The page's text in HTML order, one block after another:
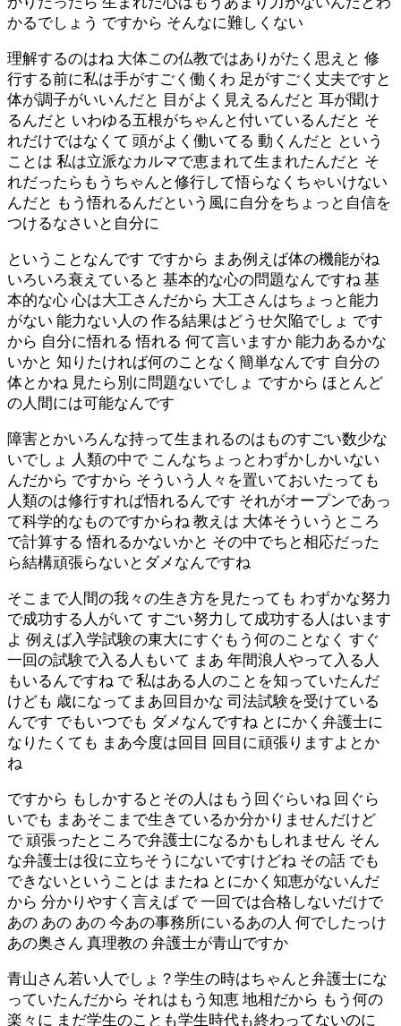
かるでしょう ですから そんなに難しくない
理解するのはね 大体この仏教ではありがたく思えと 修
行する前に私は手がすごく働くわ 足がすごく丈夫ですと
体が調子がいいんだと 目がよく見えるんだと 耳が聞け
るんだと いわゆる五根がちゃんと付いているんだと そ
れだけではなくて 頭がよく働いてる 動くんだと という
ことは 私は立派なカルマで恵まれて生まれたんだと そ
れだったらもうちゃんと修行して悟らなくちゃいけない
んだと もう悟れるんだという風に自分をちょっと自信を
つけるなさいと自分に
ということなんです ですから まあ例えば体の機能がね
いろいろ衰えていると 基本的な心の問題なんですね 基
本的な心 心は大工さんだから 大工さんはちょっと能力
がない 能力ない人の 作る結果はどうせ欠陥でしょ です
から 自分に悟れる 悟れる 何て言いますか 能力あるかな
いかと 知りたければ何のことなく簡単なんです 自分の
体とかね 見たら別に問題ないでしょ ですから ほとんど
の人間には可能なんです
障害とかいろんな持って生まれるのはものすごい数少な
いでしょ 人類の中で こんなちょっとわずかしかいない
んだから ですから そういう人々を置いておいたっても
人類のは修行すれば悟れるんです それがオープンであっ
て科学的なものですからね 教えは 大体そういうところ
で計算する 悟れるかないかと その中でちと相応だった
ら結構頑張らないとダメなんですね
そこまで人間の我々の生き方を見たっても わずかな努力
で成功する人がいて すごい努力して成功する人はいます
よ 例えば入学試験の東大にすぐもう何のことなく すぐ
一回の試験で入る人もいて まあ 年間浪人やって入る人
もいるんですね で 私はある人のことを知っていたんだ
けども 歳になってまあ回目かな 司法試験を受けている
んです でもいつでも ダメなんですね とにかく弁護士に
なりたくても まあ今度は回目 回目に頑張りますよとか
ね
ですから もしかするとその人はもう回ぐらいね 回ぐら
いでも まあそこまで生きているか分かりませんだけど
で 頑張ったところで弁護士になるかもしれません そん
な弁護士は役に立ちそうにないですけどね その話 でも
できないということは またね とにかく知恵がないんだ
から 分かりやすく言えば で 一回では合格しないだけで
あの あの あの 今あの事務所にいるあの人 何でしたっけ
あの奥さん 真理教の 弁護士が青山ですか
青山さん若い人でしょ？学生の時はちゃんと弁護士にな
っていたんだから それはもう知恵 地相だから もう何の
楽々に まだ学生のことも学生時代も終わってないのに